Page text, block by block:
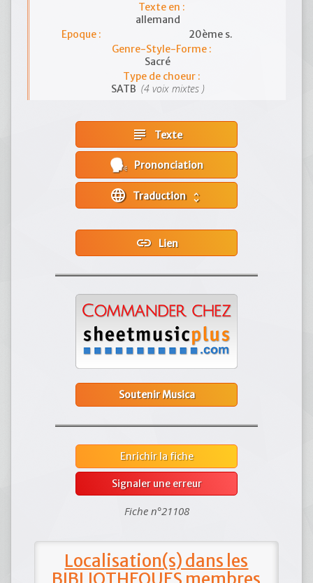
Texte en :
allemand
Epoque :
20ème s.
Genre-Style-Forme :
Sacré
Type de choeur :
SATB (4 voix mixtes )
subject Texte
Prononciation
language unfold_more
link Lien
Soutenir Musica
Enrichir la fiche
Signaler une erreur
Fiche n°21108
Localisation(s) dans les